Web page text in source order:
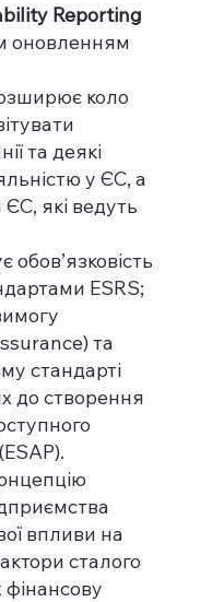
Reporting
оновленням
коло
та деякі
у ЄС, а
які ведуть
ESRS;
та
стандарті
до створення
впливи на
сталого
фінансову